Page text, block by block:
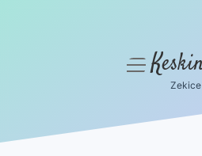
menüyü
Zekice